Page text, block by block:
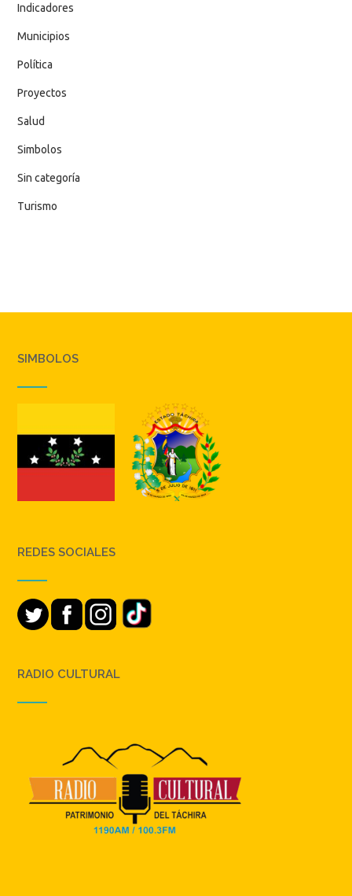
Indicadores
Municipios
Política
Proyectos
Salud
Simbolos
Sin categoría
Turismo
SIMBOLOS
REDES SOCIALES
RADIO CULTURAL